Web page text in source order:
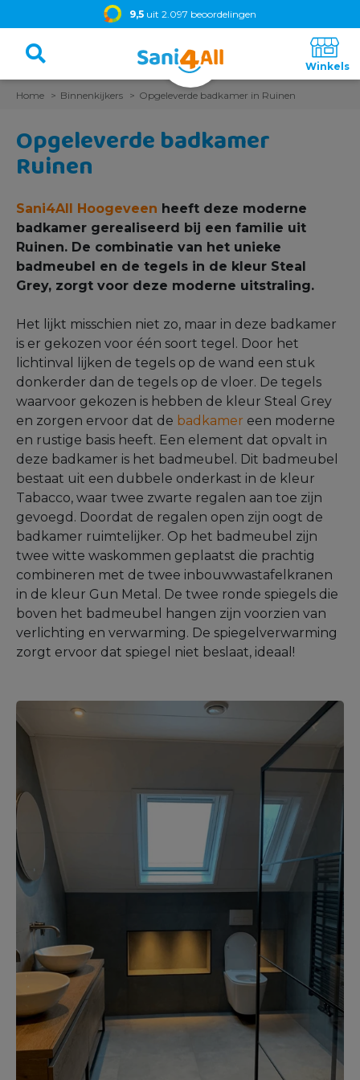
9,5 uit 2.097 beoordelingen
Home Binnenkijkers Opgeleverde badkamer in Ruinen
Opgeleverde badkamer
Ruinen
Sani4All Hoogeveen heeft deze moderne
badkamer gerealiseerd bij een familie uit
Ruinen. De combinatie van het unieke
badmeubel en de tegels in de kleur Steal
Grey, zorgt voor deze moderne uitstraling.
Het lijkt misschien niet zo, maar in deze badkamer
is er gekozen voor één soort tegel. Door het
lichtinval lijken de tegels op de wand een stuk
donkerder dan de tegels op de vloer. De tegels
waarvoor gekozen is hebben de kleur Steal Grey
en zorgen ervoor dat de badkamer een moderne
en rustige basis heeft. Een element dat opvalt in
deze badkamer is het badmeubel. Dit badmeubel
bestaat uit een dubbele onderkast in de kleur
Tabacco, waar twee zwarte regalen aan toe zijn
gevoegd. Doordat de regalen open zijn oogt de
badkamer ruimtelijker. Op het badmeubel zijn
twee witte waskommen geplaatst die prachtig
combineren met de twee inbouwwastafelkranen
in de kleur Gun Metal. De twee ronde spiegels die
boven het badmeubel hangen zijn voorzien van
verlichting en verwarming. De spiegelverwarming
zorgt ervoor dat spiegel niet beslaat, ideaal!